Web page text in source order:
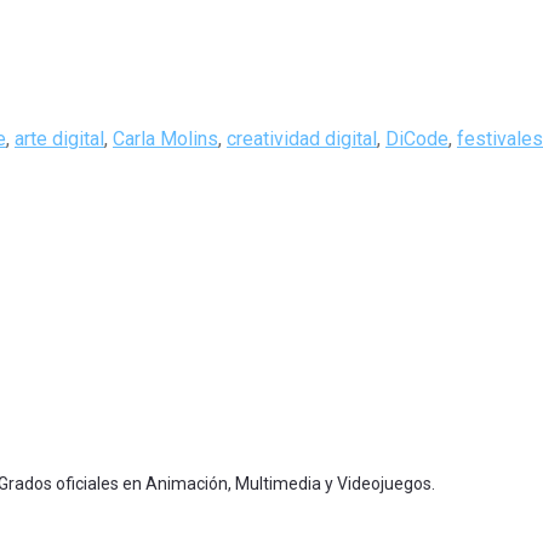
, arte digital, Carla Molins, creatividad digital, DiCode, festivales
oficiales en Animación, Multimedia y Videojuegos.